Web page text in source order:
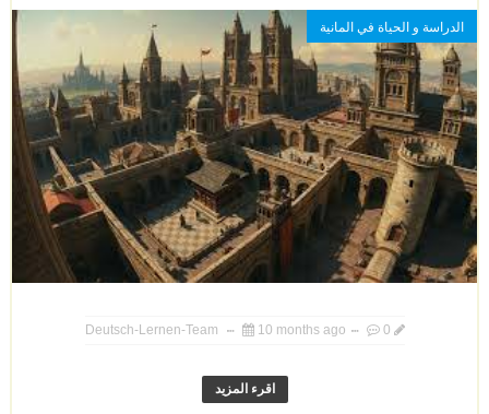
الدراسة و الحياة في المانية
Deutsch-Lernen-Team 10 months ago 0
اقرء المزيد